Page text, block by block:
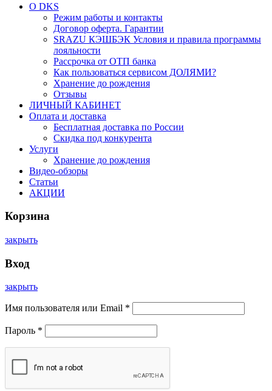
О DKS
Режим работы и контакты
Договор оферта. Гарантии
SRAZU КЭШБЭК Условия и правила программы
лояльности
Рассрочка от ОТП банка
Как пользоваться сервисом ДОЛЯМИ?
Хранение до рождения
Отзывы
ЛИЧНЫЙ КАБИНЕТ
Оплата и доставка
Бесплатная доставка по России
Скидка под конкурента
Услуги
Хранение до рождения
Видео-обзоры
Статьи
АКЦИИ
Корзина
закрыть
Вход
закрыть
Имя пользователя или Email *
Пароль *